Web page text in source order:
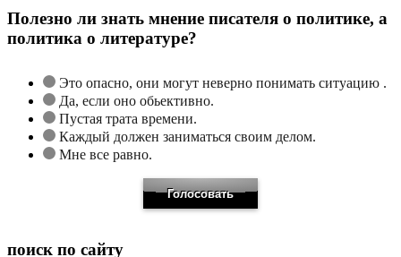
Полезно ли знать мнение писателя о политике, а
политика о литературе?
Это опасно, они могут неверно понимать ситуацию .
Да, если оно обьективно.
Пустая трата времени.
Каждый должен заниматься своим делом.
Мне все равно.
поиск по сайту